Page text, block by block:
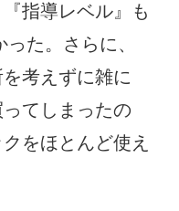
指導レベル』も
た。さらに、
を考えずに雑に
ってしまったの
をほとんど使え